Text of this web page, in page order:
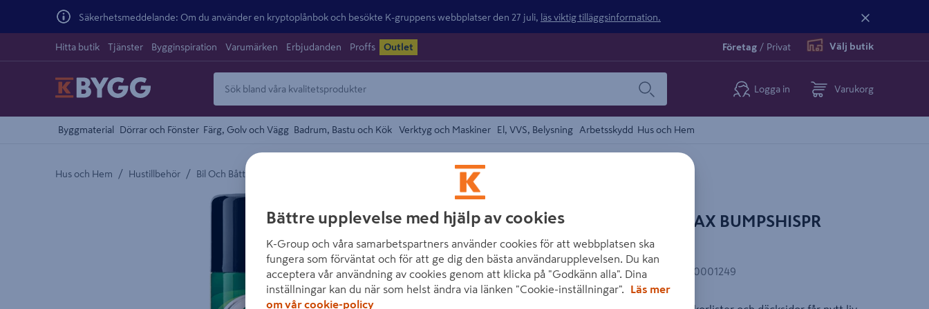
Säkerhetsmeddelande: Om du använder en kryptoplånbok och besökte K-gruppens webbplatser den 27 juli, läs viktig tilläggsinformation.
Hitta butik Tjänster Bygginspiration Varumärken Erbjudanden Proffs Outlet Företag / Privat Välj butik
Logga in Varukorg
Byggmaterial Dörrar och Fönster Färg, Golv och Vägg Badrum, Bastu och Kök Verktyg och Maskiner El, VVS, Belysning Arbetsskydd Hus och Hem
Hus och Hem / Hustillbehör / Bil Och Båttillbehör
Detaljerad beskrivning finns i produktbeskrivningsområdet
BILRENGÖRING TURTLE WAX BUMPSHISPR
TUR400
Artikelnummer :232362 EAN-kod 7314890001249
Bättre upplevelse med hjälp av cookies
K-Group och våra samarbetspartners använder cookies för att webbplatsen ska
fungera som förväntat och för att ge dig den bästa användarupplevelsen. Du kan
acceptera vår användning av cookies genom att klicka på "Godkänn alla". Dina
inställningar kan du när som helst ändra via länken "Cookie-inställningar".
Läs mer
om vår cookie-policy